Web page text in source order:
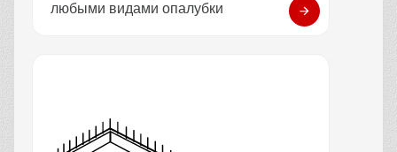
любыми видами опалубки